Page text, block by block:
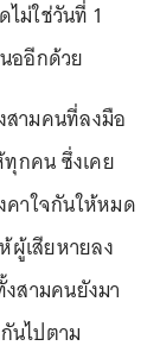
ม่ใช่วันที่ 1
ออีกด้วย
สามคนที่ลงมือ
กคน ซึ่งเคย
าใจกันให้หมด
ผู้เสียหายลง
สามคนยังมา
นไปตาม